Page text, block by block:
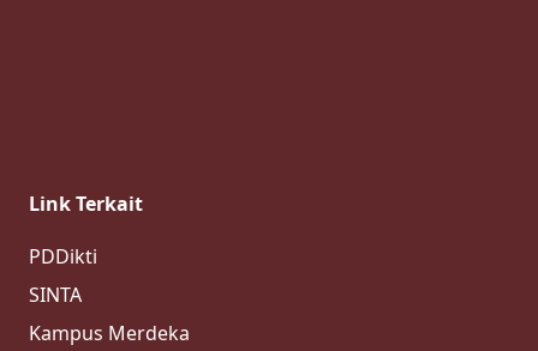
Link Terkait
PDDikti
SINTA
Kampus Merdeka